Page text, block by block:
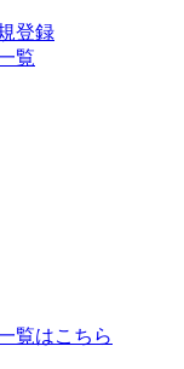
登録
覧
覧はこちら